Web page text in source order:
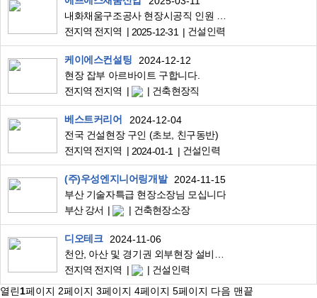
내화채움구조공사 현장시공직 인원 모집
전지역 전지역
2025-12-31 건설인력
케이에스컨설팅
2024-12-12
현장 잡부 아르바이트 구합니다.
전지역 전지역
건축현장직
베스트커리어
2024-12-04
전국 건설현장 구인 (초보, 친구동반)
전지역 전지역
2024-01-1 건설인력
(주)우성엔지니어링개발
2024-11-15
부산 기술자특급 현장소장님 모십니다
부산 강서
건축현장소장
디오테크
2024-11-06
천안, 아산 및 경기권 외부현장 설비이설 조공 모집
전지역 전지역
건설인력
열린1페이지 2페이지 3페이지 4페이지 5페이지 다음 맨끝